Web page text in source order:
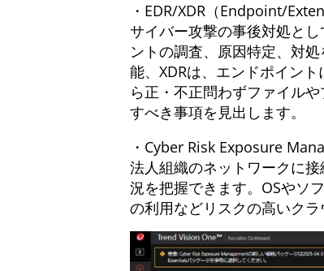
・EDR/XDR（Endpoint/
サイバー攻撃の事後対処と
ントの調査、原因特定、対
能、XDRは、エンドポイン
ら正・不正問わずファイル
すべき事項を見出します。
・Cyber Risk Exposure
法人組織のネットワークに
況を把握できます。OSやソ
の利用などリスクの高いク